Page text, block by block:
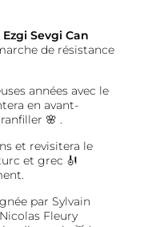
Ezgi Sevgi Can
de résistance
années avec le
en avant-
🌸 .
et revisitera le
et grec 🎻
par Sylvain
Fleury